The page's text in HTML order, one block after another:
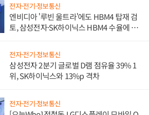
전자·전기·정보통신
엔비디아 '루빈 울트라'에도 HBM4 탑재 검
토, 삼성전자·SK하이닉스 HBM4 수율에 주
전자·전기·정보통신
삼성전자 2분기 글로벌 D램 점유율 39% 1
위, SK하이닉스와 13%p 격차
전자·전기·정보통신